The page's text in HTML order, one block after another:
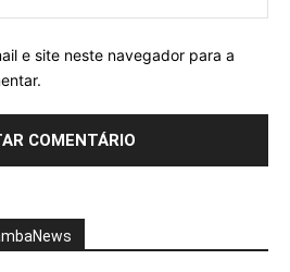
e site neste navegador para a